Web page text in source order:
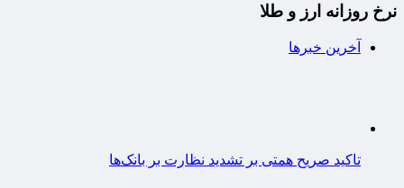
نرخ روزانه ارز و طلا
آخرین خبرها
تاکید صریح همتی بر تشدید نظارت بر بانک‌ها